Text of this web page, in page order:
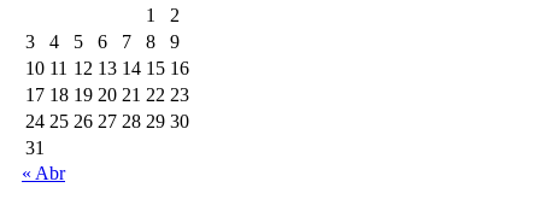
1
2
3
4 5 6 7 8
9
10 11 12 13 14 15 16
17 18 19 20 21 22 23
24 25 26 27 28 29 30
31
« Abr